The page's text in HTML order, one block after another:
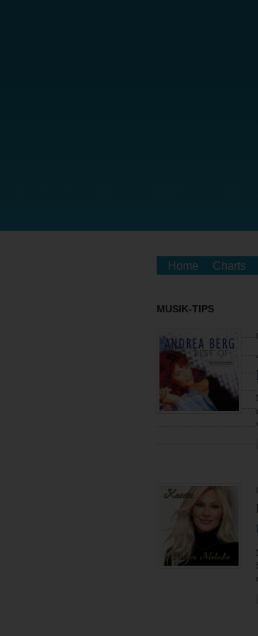
Home Charts
MUSIK-TIPS